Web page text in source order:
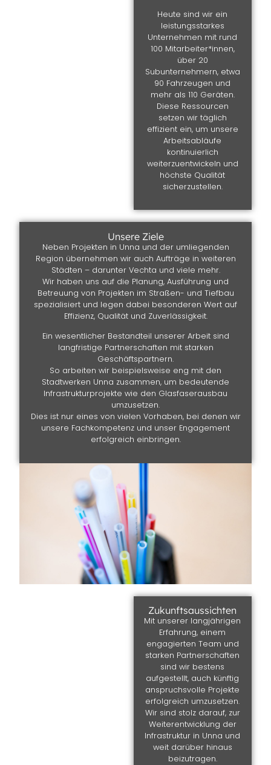
Heute sind wir ein
leistungsstarkes
Unternehmen mit rund
100 Mitarbeiter*innen,
über 20
Subunternehmern, etwa
90 Fahrzeugen und
mehr als 110 Geräten.
Diese Ressourcen
setzen wir täglich
effizient ein, um unsere
Arbeitsabläufe
kontinuierlich
weiterzuentwickeln und
höchste Qualität
sicherzustellen.
Unsere Ziele
Neben Projekten in Unna und der umliegenden
Region übernehmen wir auch Aufträge in weiteren
Städten – darunter Vechta und viele mehr.
Wir haben uns auf die Planung, Ausführung und
Betreuung von Projekten im Straßen- und Tiefbau
spezialisiert und legen dabei besonderen Wert auf
Effizienz, Qualität und Zuverlässigkeit.
Ein wesentlicher Bestandteil unserer Arbeit sind
langfristige Partnerschaften mit starken
Geschäftspartnern.
So arbeiten wir beispielsweise eng mit den
Stadtwerken Unna zusammen, um bedeutende
Infrastrukturprojekte wie den Glasfaserausbau
umzusetzen.
Dies ist nur eines von vielen Vorhaben, bei denen wir
unsere Fachkompetenz und unser Engagement
erfolgreich einbringen.
Zukunftsaussichten
Mit unserer langjährigen
Erfahrung, einem
engagierten Team und
starken Partnerschaften
sind wir bestens
aufgestellt, auch künftig
anspruchsvolle Projekte
erfolgreich umzusetzen.
Wir sind stolz darauf, zur
Weiterentwicklung der
Infrastruktur in Unna und
weit darüber hinaus
beizutragen.